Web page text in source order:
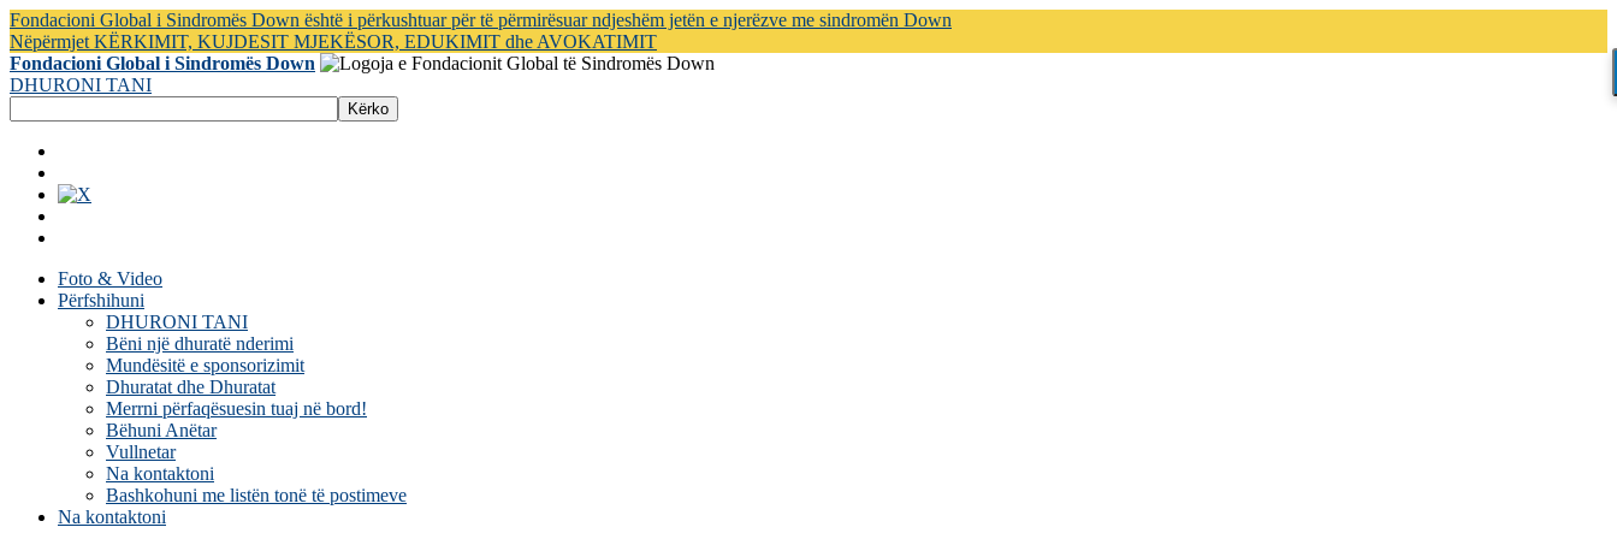
Fondacioni Global i Sindromës Down është i përkushtuar për të përmirësuar ndjeshëm jetën e njerëzve me sindromën Down
Nëpërmjet KËRKIMIT, KUJDESIT MJEKËSOR, EDUKIMIT dhe AVOKATIMIT
Fondacioni Global i Sindromës Down
DHURONI TANI
Foto & Video
Përfshihuni
DHURONI TANI
Bëni një dhuratë nderimi
Mundësitë e sponsorizimit
Dhuratat dhe Dhuratat
Merrni përfaqësuesin tuaj në bord!
Bëhuni Anëtar
Vullnetar
Na kontaktoni
Bashkohuni me listën tonë të postimeve
Na kontaktoni